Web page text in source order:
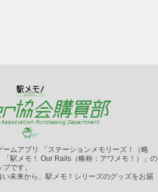
ームアプリ 「ステーションメモリーズ！（略
「駅メモ！ Our Rails（略称：アワメモ！）」の
です。
未来から、駅メモ！シリーズのグッズをお届